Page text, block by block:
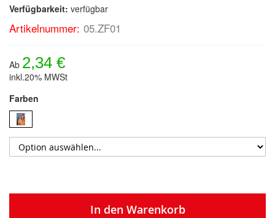
Verfügbarkeit: verfügbar
Artikelnummer: 05.ZF01
Ab 2,34 €
inkl.20% MWSt
Farben
In den Warenkorb